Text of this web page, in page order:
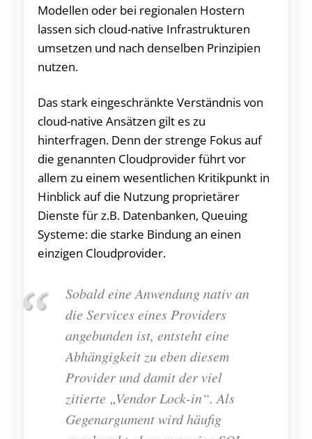
Modellen oder bei regionalen Hostern
lassen sich cloud-native Infrastrukturen
umsetzen und nach denselben Prinzipien
nutzen.
Das stark eingeschränkte Verständnis von
cloud-native Ansätzen gilt es zu
hinterfragen. Denn der strenge Fokus auf
die genannten Cloudprovider führt vor
allem zu einem wesentlichen Kritikpunkt in
Hinblick auf die Nutzung proprietärer
Dienste für z.B. Datenbanken, Queuing
Systeme: die starke Bindung an einen
einzigen Cloudprovider.
Sobald eine Anwendung nativ an
die Services eines Providers
angebunden ist, entsteht eine
Abhängigkeit zu eben diesem
Provider und damit der viel
zitierte „Vendor Lock-in“. Als
Gegenargument wird häufig